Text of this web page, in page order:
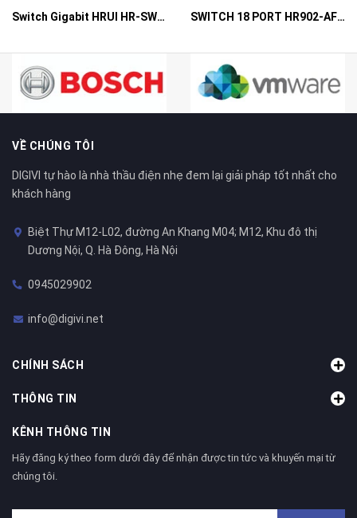
Switch Gigabit HRUI HR-SWG10240D
SWITCH 18 PORT HR902-AF162G-300 – Switch PoE 16 Cổng
VỀ CHÚNG TÔI
DIGIVI tự hào là nhà thầu điện nhẹ đem lại giải pháp tốt nhất cho
khách hàng
Biệt Thự M12-L02, đường An Khang M04; M12, Khu đô thị
Dương Nội, Q. Hà Đông, Hà Nội
0945029902
info@digivi.net
CHÍNH SÁCH
THÔNG TIN
KÊNH THÔNG TIN
Hãy đăng ký theo form dưới đây để nhận được tin tức và khuyến mại từ
chúng tôi.